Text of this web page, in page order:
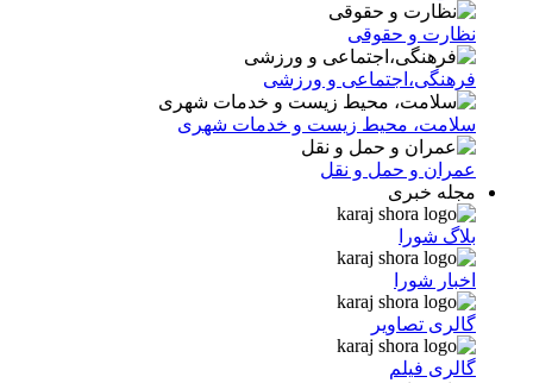
نظارت و حقوقی
فرهنگی،اجتماعی و ورزشی
سلامت، محیط زیست و خدمات شهری
عمران و حمل و نقل
مجله خبری
بلاگ شورا
اخبار شورا
گالری تصاویر
گالری فیلم